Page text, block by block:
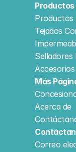
Productos
Productos
Tejados
Selladores
Más
Acerca de
Correo